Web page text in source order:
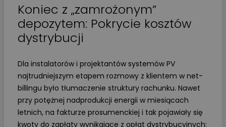
Koniec z „zamrożonym”
depozytem: Pokrycie kosztów
dystrybucji
Dla instalatorów i projektantów systemów PV
najtrudniejszym etapem rozmowy z klientem w net-
billingu było tłumaczenie struktury rachunku. Nawet
przy potężnej nadprodukcji energii w miesiącach
letnich, na fakturze prosumenckiej i tak pojawiały się
kwoty do zapłaty wynikające z opłat dystrybucyjnych: